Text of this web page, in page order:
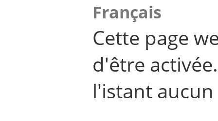
Français
Cette page
d'être
l'istant